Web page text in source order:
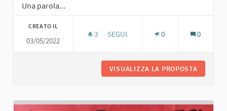
Una parola...
CREATO IL
03/05/2022
3 3 SOSTENITORI
SEGUI 0 0
VISUALIZZA LA PROPOSTA